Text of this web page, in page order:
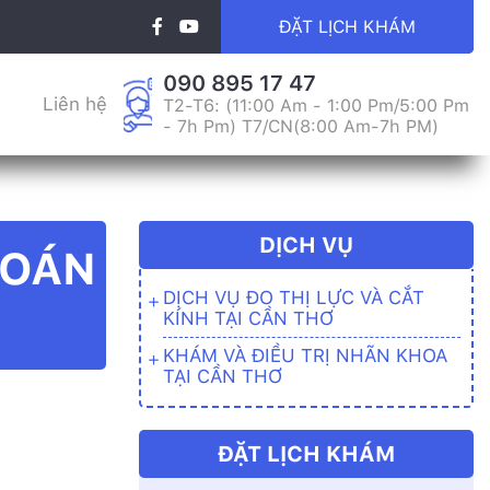
ĐẶT LỊCH KHÁM
Liên hệ
090 895 17 47
T2-T6: (11:00 Am - 1:00 Pm/5:00 Pm
- 7h Pm) T7/CN(8:00 Am-7h PM)
DỊCH VỤ
DỊCH VỤ ĐO THỊ LỰC VÀ CẮT
KÍNH TẠI CẦN THƠ
KHÁM VÀ ĐIỀU TRỊ NHÃN KHOA
TẠI CẦN THƠ
ĐẶT LỊCH KHÁM